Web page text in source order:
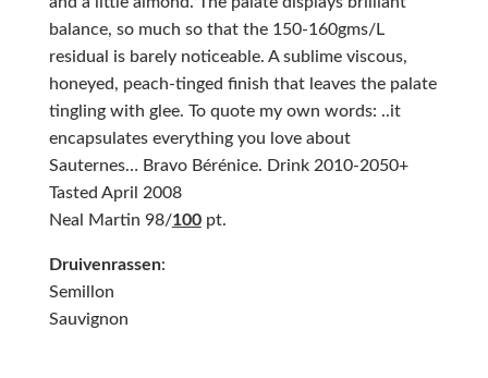
balance, so much so that the 150-160gms/L
residual is barely noticeable. A sublime viscous,
honeyed, peach-tinged finish that leaves the palate
tingling with glee. To quote my own words: ..it
encapsulates everything you love about
Sauternes… Bravo Bérénice. Drink 2010-2050+
Tasted April 2008
Neal Martin 98/100 pt.
Druivenrassen:
Semillon
Sauvignon